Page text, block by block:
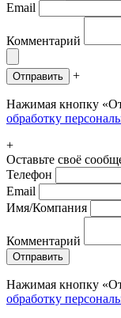
Email
Комментарий
Отправить +
Нажимая кнопку
обработку
+
Оставьте своё
Телефон
Email
Имя/Компания
Комментарий
Отправить
Нажимая кнопку
обработку